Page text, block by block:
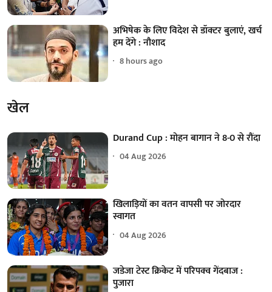
अभिषेक के लिए विदेश से डॉक्टर बुलाएं, खर्च
हम देंगे : नौशाद
8 hours ago
खेल
Durand Cup : मोहन बागान ने 8-0 से रौंदा
04 Aug 2026
खिलाड़ियों का वतन वापसी पर जोरदार
स्वागत
04 Aug 2026
जडेजा टेस्ट क्रिकेट में परिपक्व गेंदबाज :
पुजारा